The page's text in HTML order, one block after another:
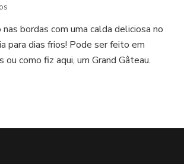
Gâteau
de
chocolate
bordas com uma calda deliciosa no
para dias frios! Pode ser feito em
ou como fiz aqui, um Grand Gâteau.